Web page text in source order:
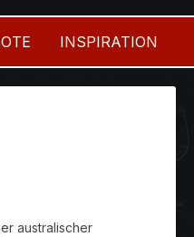
INSPIRATION
australischer